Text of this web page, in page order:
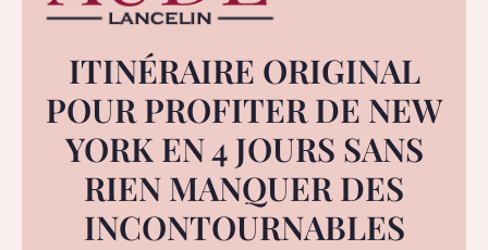
ITINÉRAIRE ORIGINAL
POUR PROFITER DE NEW
YORK EN 4 JOURS SANS
RIEN MANQUER DES
INCONTOURNABLES